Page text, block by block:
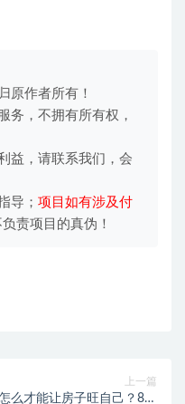
原作者所有！
务，不拥有所有权，
益，请联系我们，会
导； 项目如有涉及付
负责项目的真伪！
上一篇
么才能让房子旺自己？8个